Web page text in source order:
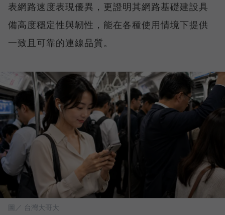
表網路速度表現優異，更證明其網路基礎建設具
備高度穩定性與韌性，能在各種使用情境下提供
一致且可靠的連線品質。
圖／ 台灣大哥大